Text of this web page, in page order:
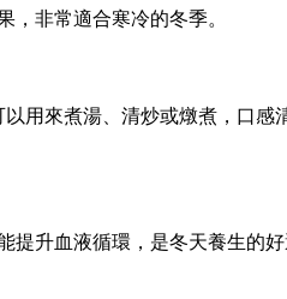
非常適合寒冷的冬季。
用來煮湯、清炒或燉煮，口感
升血液循環，是冬天養生的好